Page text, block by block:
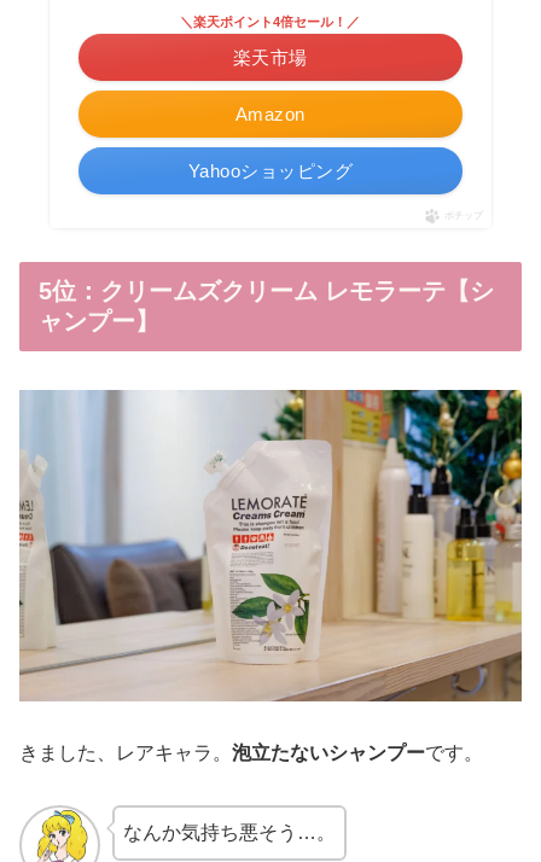
Amazon
＼楽天ポイント4倍セール！／
楽天市場
Yahooショッピング
ポチップ
5位：クリームズクリーム レモラーテ【シ
ャンプー】
きました、レアキャラ。 泡立たないシャンプーです。
なんか気持ち悪そう…。